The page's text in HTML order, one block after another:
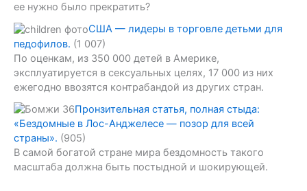
ее нужно было прекратить?
США — лидеры в торговле детьми для
педофилов. (1 007)
По оценкам, из 350 000 детей в Америке,
эксплуатируется в сексуальных целях, 17 000 из них
ежегодно ввозятся контрабандой из других стран.
Пронзительная статья, полная стыда:
«Бездомные в Лос-Анджелесе — позор для всей
страны». (905)
В самой богатой стране мира бездомность такого
масштаба должна быть постыдной и шокирующей.